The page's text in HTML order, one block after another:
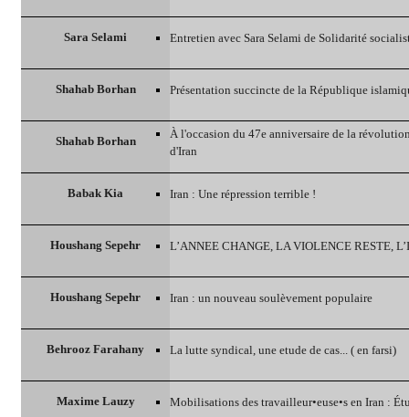
Sara Selami Entretien avec Sara Selami de Solidarité
Shahab Borhan Présentation succincte de la République
Shahab Borhan
À l'occasion du 47e anniversaire de la
d'Iran
Babak Kia Iran : Une répression terrible !
Houshang Sepehr L’ANNEE CHANGE, LA VIOLENCE RESTE,
Houshang Sepehr Iran : un nouveau soulèvement populaire
Behrooz Farahany La lutte syndical, une etude de cas... ( en farsi)
Maxime Lauzy Mobilisations des travailleur•euse•s en Iran :